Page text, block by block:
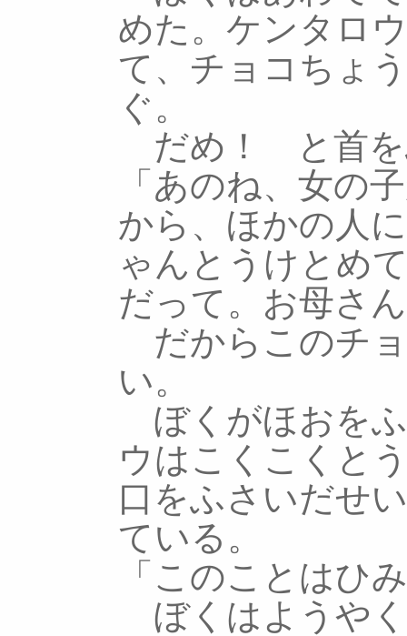
めた。ケンタロ
て、チョコちょ
ぐ。
だめ！ と首を
「あのね、女の
から、ほかの人
ゃんとうけとめ
だって。お母さ
だからこのチ
い。
ぼくがほおを
ウはこくこくと
口をふさいだせ
ている。
「このことはひ
ぼくはようや